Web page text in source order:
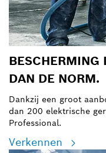
BESCHERMING
DAN DE NORM.
Dankzij een groot
dan 200 elektrische
Professional.
Verkennen